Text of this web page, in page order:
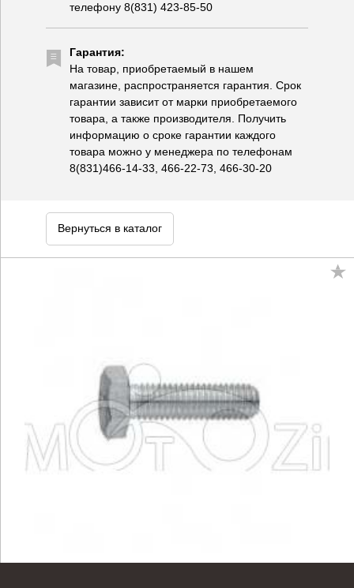
телефону 8(831) 423-85-50
Гарантия:
На товар, приобретаемый в нашем
магазине, распространяется гарантия. Срок
гарантии зависит от марки приобретаемого
товара, а также производителя. Получить
информацию о сроке гарантии каждого
товара можно у менеджера по телефонам
8(831)466-14-33, 466-22-73, 466-30-20
Вернуться в каталог